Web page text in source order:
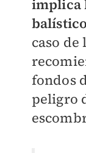
implica
caso
fondos
peligro